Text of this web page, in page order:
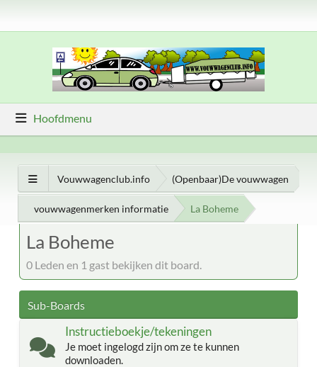
Hoofdmenu
Vouwwagenclub.info (Openbaar)De vouwwagen
vouwwagenmerken informatie La Boheme
La Boheme
0 Leden en 1 gast bekijken dit board.
Sub-Boards
Instructieboekje/tekeningen
Je moet ingelogd zijn om ze te kunnen
downloaden.